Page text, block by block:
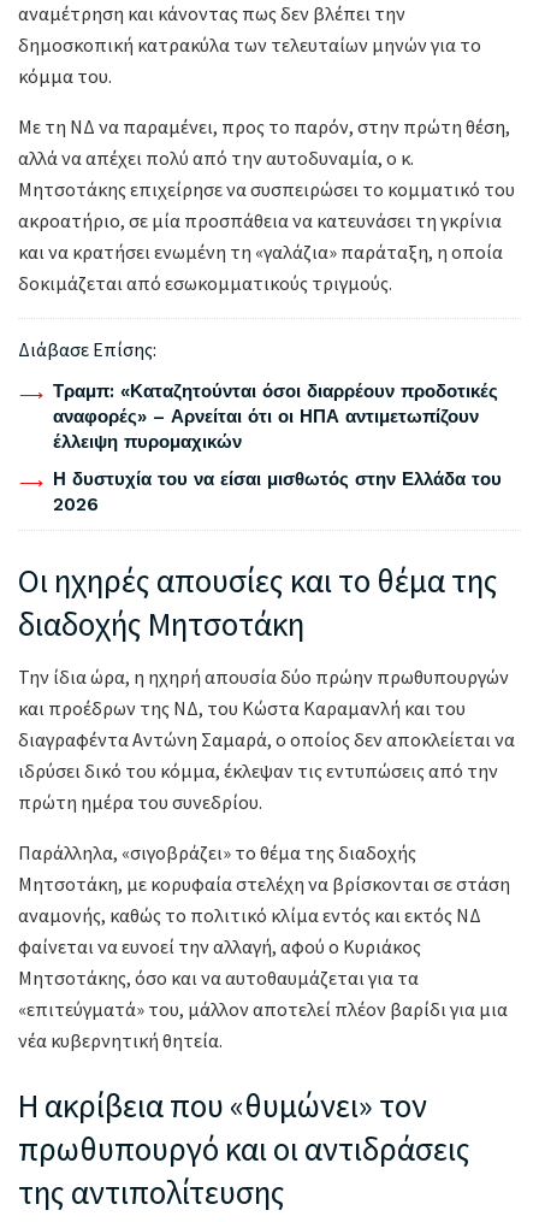
αναμέτρηση και κάνοντας πως δεν βλέπει την
δημοσκοπική κατρακύλα των τελευταίων μηνών για το
κόμμα του.
Με τη ΝΔ να παραμένει, προς το παρόν, στην πρώτη θέση,
αλλά να απέχει πολύ από την αυτοδυναμία, ο κ.
Μητσοτάκης επιχείρησε να συσπειρώσει το κομματικό του
ακροατήριο, σε μία προσπάθεια να κατευνάσει τη γκρίνια
και να κρατήσει ενωμένη τη «γαλάζια» παράταξη, η οποία
δοκιμάζεται από εσωκομματικούς τριγμούς.
Διάβασε Επίσης:
Τραμπ: «Καταζητούνται όσοι διαρρέουν προδοτικές
αναφορές» – Αρνείται ότι οι ΗΠΑ αντιμετωπίζουν
έλλειψη πυρομαχικών
Η δυστυχία του να είσαι μισθωτός στην Ελλάδα του
2026
Οι ηχηρές απουσίες και το θέμα της
διαδοχής Μητσοτάκη
Την ίδια ώρα, η ηχηρή απουσία δύο πρώην πρωθυπουργών
και προέδρων της ΝΔ, του Κώστα Καραμανλή και του
διαγραφέντα Αντώνη Σαμαρά, ο οποίος δεν αποκλείεται να
ιδρύσει δικό του κόμμα, έκλεψαν τις εντυπώσεις από την
πρώτη ημέρα του συνεδρίου.
Παράλληλα, «σιγοβράζει» το θέμα της διαδοχής
Μητσοτάκη, με κορυφαία στελέχη να βρίσκονται σε στάση
αναμονής, καθώς το πολιτικό κλίμα εντός και εκτός ΝΔ
φαίνεται να ευνοεί την αλλαγή, αφού ο Κυριάκος
Μητσοτάκης, όσο και να αυτοθαυμάζεται για τα
«επιτεύγματά» του, μάλλον αποτελεί πλέον βαρίδι για μια
νέα κυβερνητική θητεία.
Η ακρίβεια που «θυμώνει» τον
πρωθυπουργό και οι αντιδράσεις
της αντιπολίτευσης